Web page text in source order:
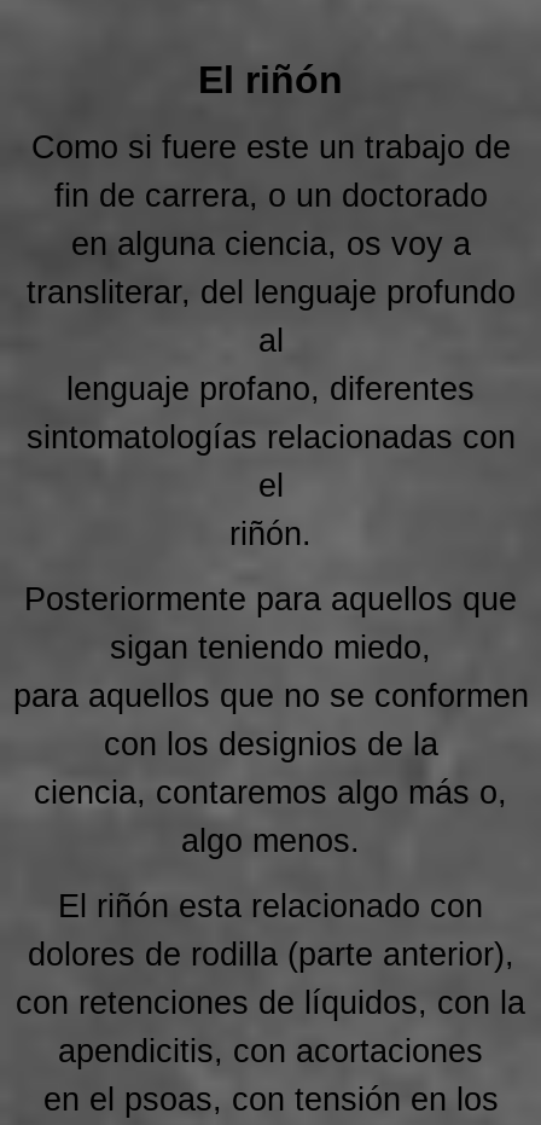
El riñón
Como si fuere este un trabajo de
fin de carrera, o un doctorado
en alguna ciencia, os voy a
transliterar, del lenguaje profundo
al
lenguaje profano, diferentes
sintomatologías relacionadas con
el
riñón.
Posteriormente para aquellos que
sigan teniendo miedo,
para aquellos que no se conformen
con los designios de la
ciencia, contaremos algo más o,
algo menos.
El riñón esta relacionado con
dolores de rodilla (parte anterior),
con retenciones de líquidos, con la
apendicitis, con acortaciones
en el psoas, con tensión en los